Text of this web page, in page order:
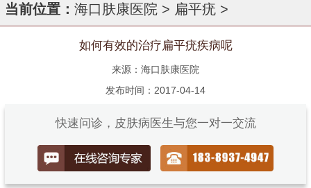
当前位置： 海口肤康医院 > 扁平疣 >
如何有效的治疗扁平疣疾病呢
来源：海口肤康医院
发布时间：2017-04-14
快速问诊，皮肤病医生与您一对一交流